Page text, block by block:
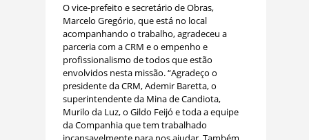
O vice-prefeito e secretário de Obras,
Marcelo Gregório, que está no local
acompanhando o trabalho, agradeceu a
parceria com a CRM e o empenho e
profissionalismo de todos que estão
envolvidos nesta missão. “Agradeço o
presidente da CRM, Ademir Baretta, o
superintendente da Mina de Candiota,
Murilo da Luz, o Gildo Feijó e toda a equipe
da Companhia que tem trabalhado